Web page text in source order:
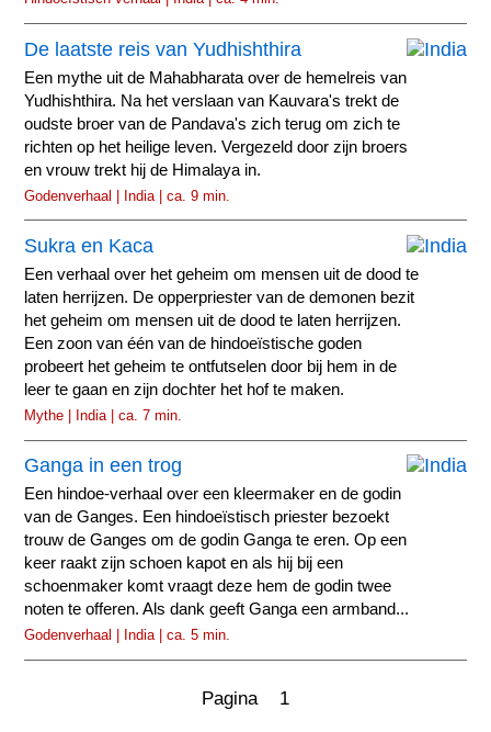
De laatste reis van Yudhishthira
Een mythe uit de Mahabharata over de hemelreis van
Yudhishthira. Na het verslaan van Kauvara's trekt de
oudste broer van de Pandava's zich terug om zich te
richten op het heilige leven. Vergezeld door zijn broers
en vrouw trekt hij de Himalaya in.
Godenverhaal | India | ca. 9 min.
Sukra en Kaca
Een verhaal over het geheim om mensen uit de dood te
laten herrijzen. De opperpriester van de demonen bezit
het geheim om mensen uit de dood te laten herrijzen.
Een zoon van één van de hindoeïstische goden
probeert het geheim te ontfutselen door bij hem in de
leer te gaan en zijn dochter het hof te maken.
Mythe | India | ca. 7 min.
Ganga in een trog
Een hindoe-verhaal over een kleermaker en de godin
van de Ganges. Een hindoeïstisch priester bezoekt
trouw de Ganges om de godin Ganga te eren. Op een
keer raakt zijn schoen kapot en als hij bij een
schoenmaker komt vraagt deze hem de godin twee
noten te offeren. Als dank geeft Ganga een armband...
Godenverhaal | India | ca. 5 min.
Pagina 1